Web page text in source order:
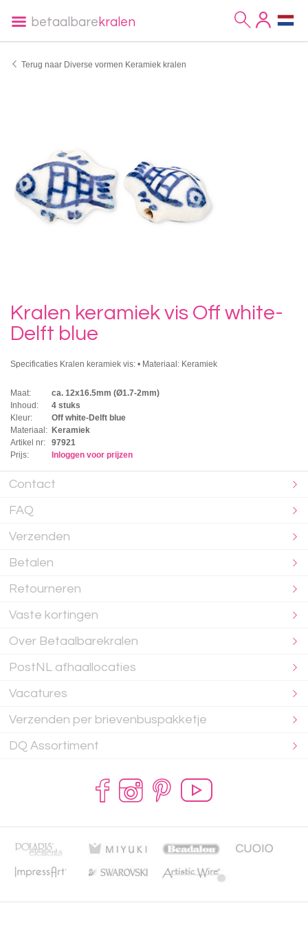
betaalbare kralen
Terug naar Diverse vormen Keramiek kralen
Kralen keramiek vis Off white-
Delft blue
Specificaties Kralen keramiek vis: • Materiaal: Keramiek
Maat:
ca. 12x16.5mm (Ø1.7-2mm)
Inhoud:
4 stuks
Kleur:
Off white-Delft blue
Materiaal: Keramiek
Artikel nr:
97921
Prijs:
Inloggen voor prijzen
Contact
FAQ
Verzenden
Betalen
Retourneren
Vaste kortingen
Over Betaalbarekralen
PostNL afhaallocaties
Vacatures
Verzenden per brievenbuspakketje
DQ Assortiment